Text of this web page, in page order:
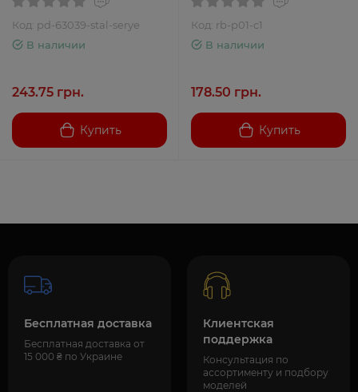
Код: pd-63039-stal-serye
В наличии
243.75 грн.
Купить
Код: rb-p01-c1
В наличии
178.50 грн.
Купить
Бесплатная доставка
Бесплатная доставка от
15 000 ₴ по Украине
Клиентская
поддержка
Консультация по
ассортименту и подбору
моделей